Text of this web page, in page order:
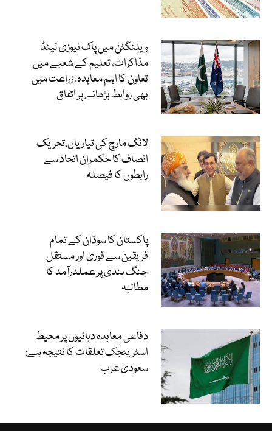
ویلنگٹن میں پاک نیوزی لینڈ
مذاکرات، تعلیم کے شعبے میں
تعاون کا اہم معاہدہ، زراعت میں
بھی روابط بڑھانے پر اتفاق
لانگ مارچ کی تیاریاں،تحریک
انصاف کا حکمران اتحاد سے
رابطوں کا فیصلہ
پاکستان کا سوڈان کے تمام
فریقین سے فوری اور مستقل
جنگ بندی پر عملدرآمد کا
مطالبہ
دفاعی معاہدہ دہائیوں پر محیط
اسٹریٹجک تعلقات کا نتیجہ ہے:
سعودی عرب